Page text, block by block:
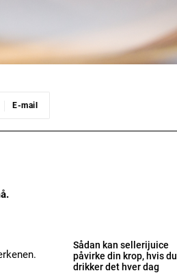
E-mail
Sådan kan sellerijuice
påvirke din krop, hvis du
drikker det hver dag